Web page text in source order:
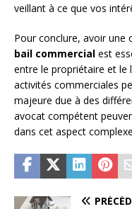
veillant à ce que vos
Pour conclure, avoir une
bail commercial est
entre le propriétaire et le
activités commerciales
majeure due à des
avocat compétent
dans cet aspect